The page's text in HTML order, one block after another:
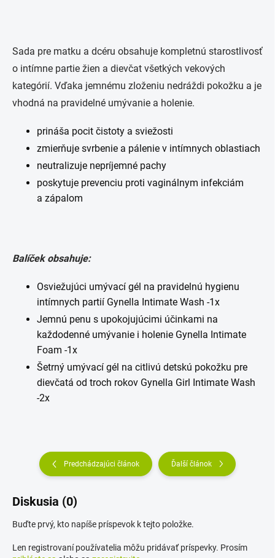
Sada pre matku a dcéru obsahuje kompletnú starostlivosť
o intímne partie žien a dievčat všetkých vekových
kategórií. Vďaka jemnému zloženiu nedráždi pokožku a je
vhodná na pravidelné umývanie a holenie.
prináša pocit čistoty a sviežosti
zmierňuje svrbenie a pálenie v intímnych oblastiach
neutralizuje nepríjemné pachy
poskytuje prevenciu proti vaginálnym infekciám
a zápalom
Balíček obsahuje:
Osviežujúci umývací gél na pravidelnú hygienu
intímnych partií Gynella Intimate Wash -1x
Jemnú penu s upokojujúcimi účinkami na
každodenné umývanie i holenie Gynella Intimate
Foam -1x
Šetrný umývací gél na citlivú detskú pokožku pre
dievčatá od troch rokov Gynella Girl Intimate Wash
-2x
Predchádzajúci článok Ďalší článok
Diskusia (0)
Buďte prvý, kto napíše príspevok k tejto položke.
Len registrovaní používatelia môžu pridávať príspevky. Prosím